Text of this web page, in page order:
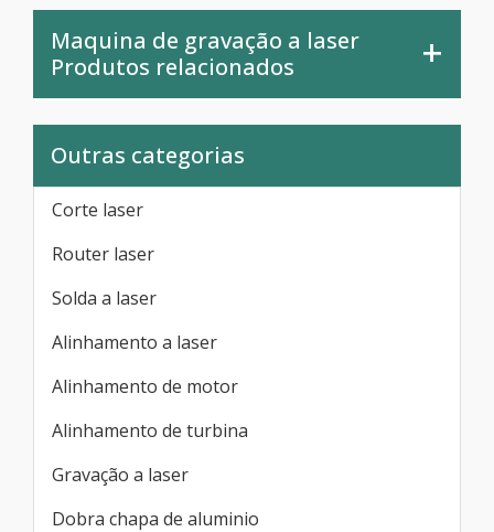
Maquina de gravação a laser
Produtos relacionados
Outras categorias
Corte laser
Router laser
Solda a laser
Alinhamento a laser
Alinhamento de motor
Alinhamento de turbina
Gravação a laser
Dobra chapa de aluminio